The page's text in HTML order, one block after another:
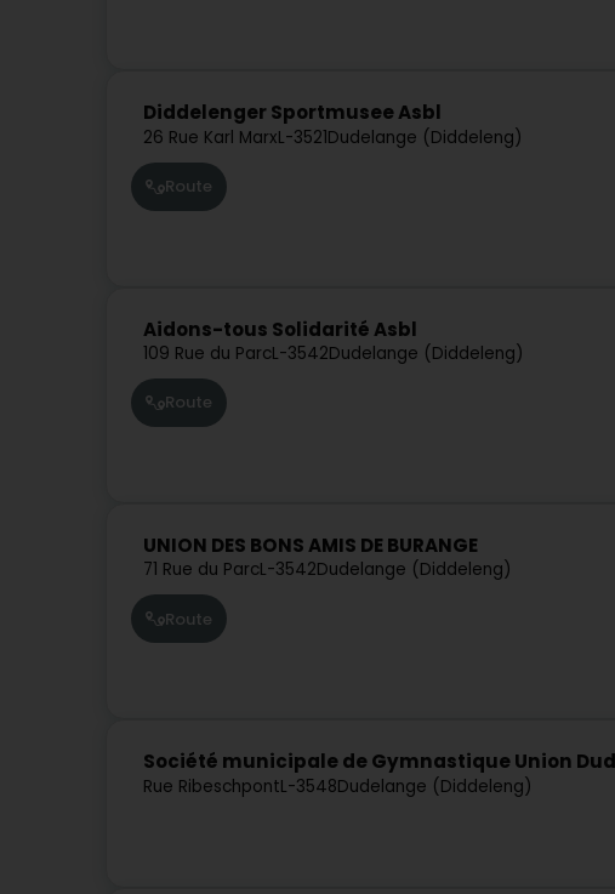
Diddelenger Sportmusee Asbl
26 Rue Karl MarxL-3521Dudelange (Diddeleng)
Route
Aidons-tous Solidarité Asbl
109 Rue du ParcL-3542Dudelange (Diddeleng)
Route
UNION DES BONS AMIS DE BURANGE
71 Rue du ParcL-3542Dudelange (Diddeleng)
Route
Société municipale de Gymnastique Union
Rue RibeschpontL-3548Dudelange (Diddeleng)